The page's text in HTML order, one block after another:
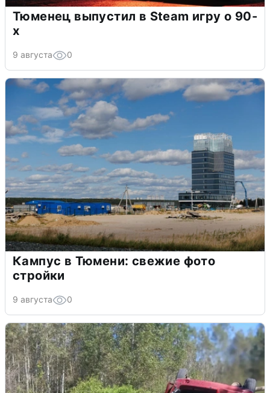
Тюменец выпустил в Steam игру о 90-
х
9 августа 0
Кампус в Тюмени: свежие фото
стройки
9 августа 0